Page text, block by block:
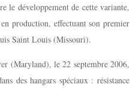
le développement de cette variante,
production, effectuant son premier
Saint Louis (Missouri).
(Maryland), le 22 septembre 2006,
des hangars spéciaux : résistance